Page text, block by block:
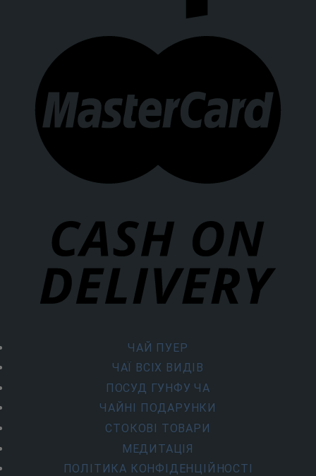
ЧАЙ ПУЕР
ЧАЇ ВСІХ ВИДІВ
ПОСУД ГУНФУ ЧА
ЧАЙНІ ПОДАРУНКИ
СТОКОВІ ТОВАРИ
МЕДИТАЦІЯ
ПОЛІТИКА КОНФІДЕНЦІЙНОСТІ